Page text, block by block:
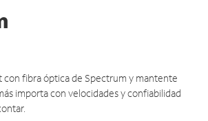
con fibra óptica de Spectrum y mantente
importa con velocidades y confiabilidad